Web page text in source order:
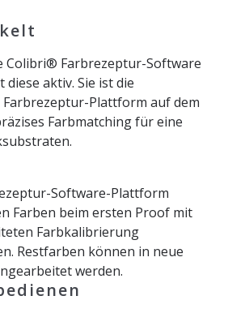
Colibri® Farbrezeptur-Software
aktiv. Sie ist die
Plattform auf dem
Farbmatching für eine
Software-Plattform
Farben beim ersten Proof mit
Farbkalibrierung
Restfarben können in neue
werden.